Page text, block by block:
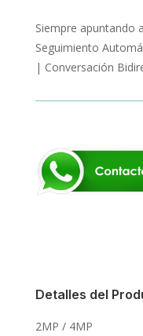
Siempre apuntando
Seguimiento
| Conversación
Detalles del
2MP / 4MP